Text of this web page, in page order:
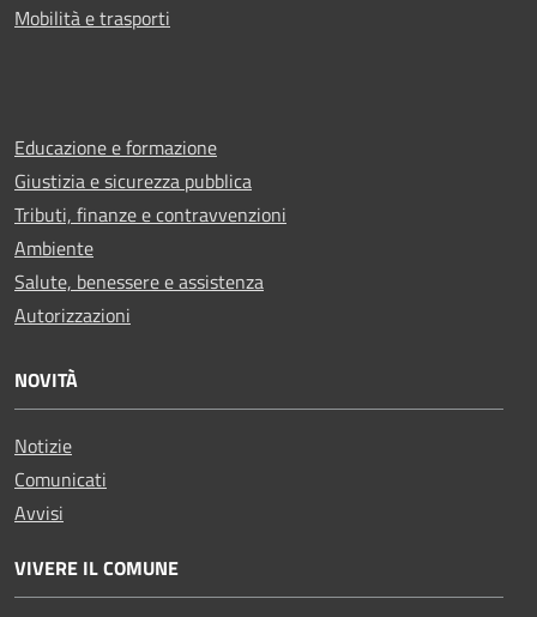
Mobilità e trasporti
Educazione e formazione
Giustizia e sicurezza pubblica
Tributi, finanze e contravvenzioni
Ambiente
Salute, benessere e assistenza
Autorizzazioni
NOVITÀ
Notizie
Comunicati
Avvisi
VIVERE IL COMUNE